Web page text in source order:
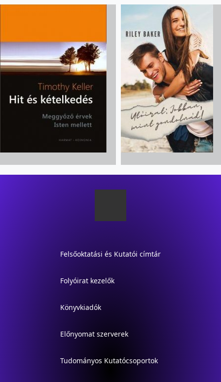
Felsőoktatási és Kutatói címtár
Folyóirat kezelők
Könyvkiadók
Előnyomat szerverek
Tudományos Kutatócsoportok